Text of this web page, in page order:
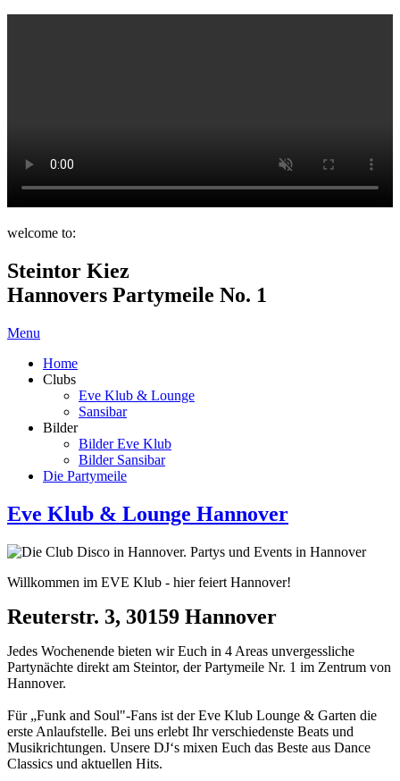
welcome to:
Steintor Kiez
Hannovers Partymeile No. 1
Menu
Home
Clubs
Eve Klub & Lounge
Sansibar
Bilder
Bilder Eve Klub
Bilder Sansibar
Die Partymeile
Eve Klub & Lounge Hannover
Willkommen im EVE Klub - hier feiert Hannover!
Reuterstr. 3, 30159 Hannover
Jedes Wochenende bieten wir Euch in 4 Areas unvergessliche
Partynächte direkt am Steintor, der Partymeile Nr. 1 im Zentrum von
Hannover.
Für „Funk and Soul"-Fans ist der Eve Klub Lounge & Garten die
erste Anlaufstelle. Bei uns erlebt Ihr verschiedenste Beats und
Musikrichtungen. Unsere DJ‘s mixen Euch das Beste aus Dance
Classics und aktuellen Hits.